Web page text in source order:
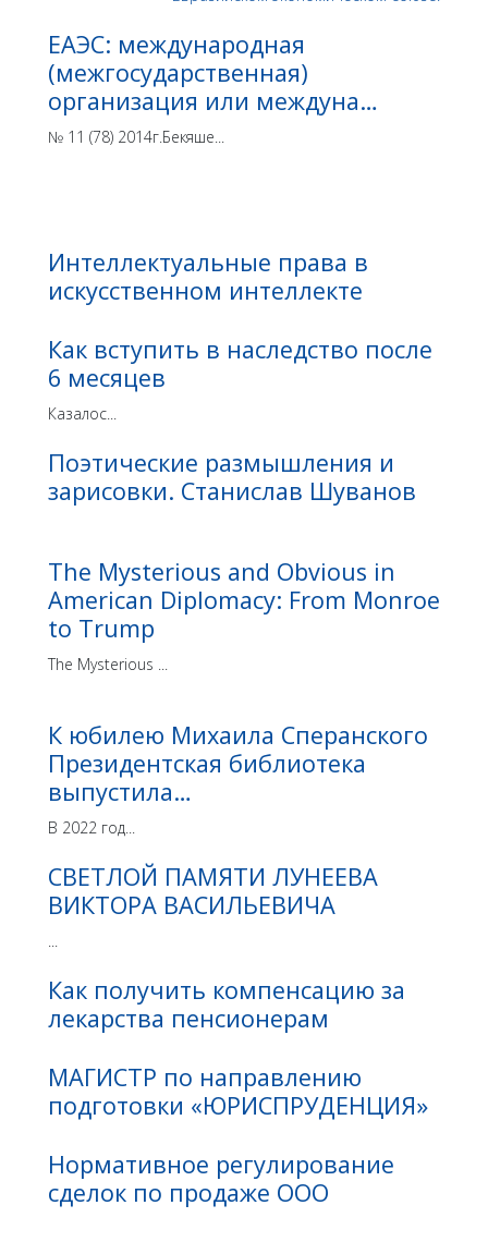
ЕАЭС: международная
(межгосударственная)
организация или междуна…
№ 11 (78) 2014г.Бекяше...
Интеллектуальные права в
искусственном интеллекте
Как вступить в наследство после
6 месяцев
Казалос...
Поэтические размышления и
зарисовки. Станислав Шуванов
The Mysterious and Obvious in
American Diplomacy: From Monroe
to Trump
The Mysterious ...
К юбилею Михаила Сперанского
Президентская библиотека
выпустила…
В 2022 год...
СВЕТЛОЙ ПАМЯТИ ЛУНЕЕВА
ВИКТОРА ВАСИЛЬЕВИЧА
...
Как получить компенсацию за
лекарства пенсионерам
МАГИСТР по направлению
подготовки «ЮРИСПРУДЕНЦИЯ»
Нормативное регулирование
сделок по продаже ООО